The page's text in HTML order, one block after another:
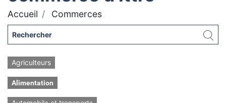
Accueil Commerces
Agriculteurs
Alimentation